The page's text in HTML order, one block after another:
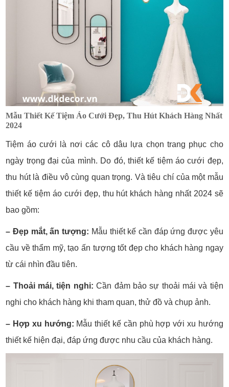
Mẫu Thiết Kế Tiệm Áo Cưới Đẹp, Thu Hút Khách Hàng Nhất
2024
Tiệm áo cưới là nơi các cô dâu lựa chọn trang phục cho
ngày trọng đại của mình. Do đó, thiết kế tiệm áo cưới đẹp,
thu hút là điều vô cùng quan trọng. Và tiêu chí của một mẫu
thiết kế tiệm áo cưới đẹp, thu hút khách hàng nhất 2024 sẽ
bao gồm:
– Đẹp mắt, ấn tượng: Mẫu thiết kế cần đáp ứng được yêu
cầu về thẩm mỹ, tạo ấn tượng tốt đẹp cho khách hàng ngay
từ cái nhìn đầu tiên.
– Thoải mái, tiện nghi: Cần đảm bảo sự thoải mái và tiện
nghi cho khách hàng khi tham quan, thử đồ và chụp ảnh.
– Hợp xu hướng: Mẫu thiết kế cần phù hợp với xu hướng
thiết kế hiện đại, đáp ứng được nhu cầu của khách hàng.